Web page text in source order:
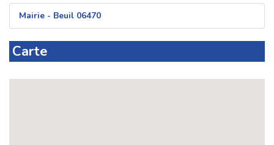
Mairie - Beuil 06470
Carte